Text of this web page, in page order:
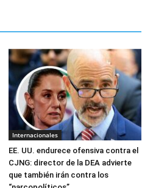
Internacionales
EE. UU. endurece ofensiva contra el
CJNG: director de la DEA advierte
que también irán contra los